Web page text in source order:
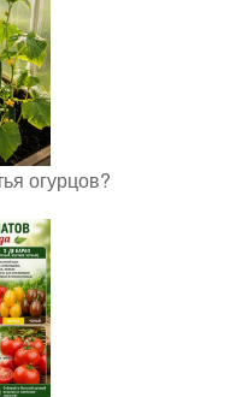
огурцов?